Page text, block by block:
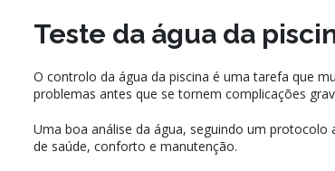
Teste da água da
O controlo da água da piscina é uma tarefa que
problemas antes que se tornem complicações
Uma boa análise da água, seguindo um
de saúde, conforto e manutenção.